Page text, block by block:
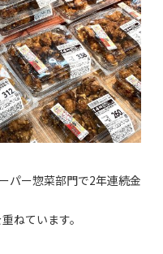
パー惣菜部門で2年連続金
ねています。